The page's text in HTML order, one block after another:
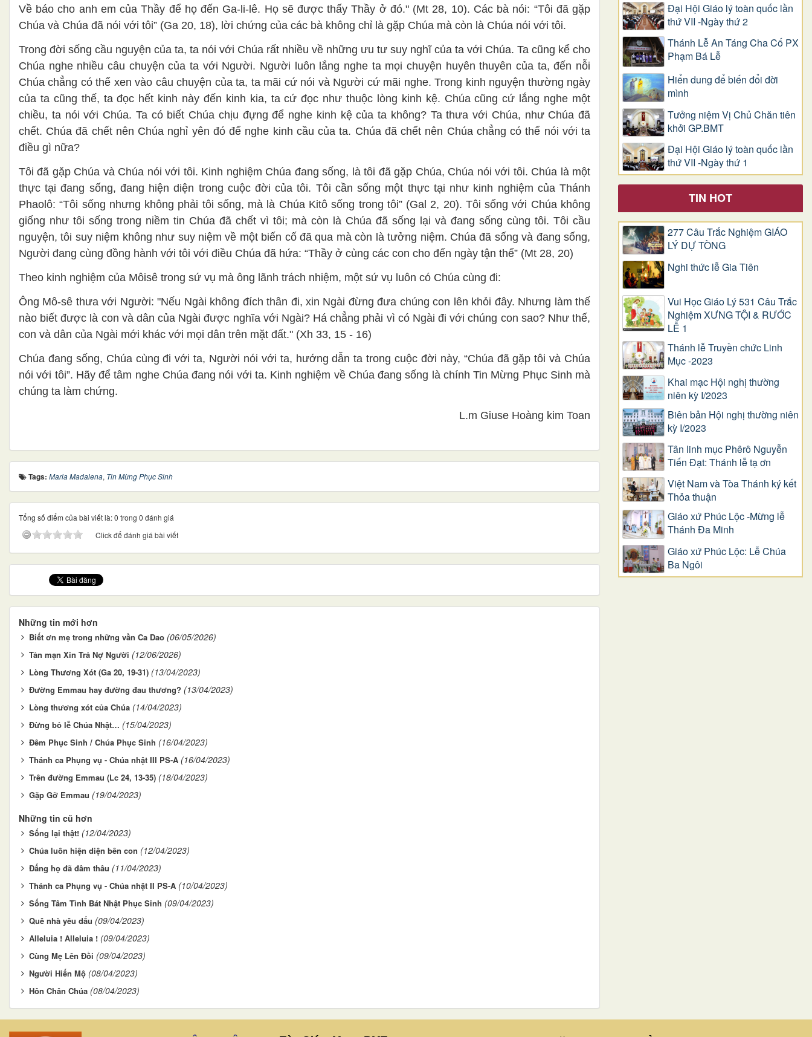
Về báo cho anh em của Thầy để họ đến Ga-li-lê. Họ sẽ được thấy Thầy ở đó." (Mt 28, 10). Các bà nói: “Tôi đã gặp
Chúa và Chúa đã nói với tôi” (Ga 20, 18), lời chứng của các bà không chỉ là gặp Chúa mà còn là Chúa nói với tôi.
Trong đời sống cầu nguyện của ta, ta nói với Chúa rất nhiều về những ưu tư suy nghĩ của ta với Chúa. Ta cũng kể cho
Chúa nghe nhiều câu chuyện của ta với Người. Người luôn lắng nghe ta mọi chuyện huyên thuyên của ta, đến nỗi
Chúa chẳng có thể xen vào câu chuyện của ta, ta mãi cứ nói và Người cứ mãi nghe. Trong kinh nguyện thường ngày
của ta cũng thế, ta đọc hết kinh này đến kinh kia, ta cứ đọc như thuộc lòng kinh kệ. Chúa cũng cứ lắng nghe một
chiều, ta nói với Chúa. Ta có biết Chúa chịu đựng để nghe kinh kệ của ta không? Ta thưa với Chúa, như Chúa đã
chết. Chúa đã chết nên Chúa nghỉ yên đó để nghe kinh cầu của ta. Chúa đã chết nên Chúa chẳng có thể nói với ta
điều gì nữa?
Tôi đã gặp Chúa và Chúa nói với tôi. Kinh nghiệm Chúa đang sống, là tôi đã gặp Chúa, Chúa nói với tôi. Chúa là một
thực tại đang sống, đang hiện diện trong cuộc đời của tôi. Tôi cần sống một thực tại như kinh nghiệm của Thánh
Phaolô: “Tôi sống nhưng không phải tôi sống, mà là Chúa Kitô sống trong tôi” (Gal 2, 20). Tôi sống với Chúa không
giống như tôi sống trong niềm tin Chúa đã chết vì tôi; mà còn là Chúa đã sống lại và đang sống cùng tôi. Tôi cầu
nguyện, tôi suy niệm không như suy niệm về một biến cố đã qua mà còn là tưởng niệm. Chúa đã sống và đang sống,
Người đang cùng đồng hành với tôi với điều Chúa đã hứa: “Thầy ở cùng các con cho đến ngày tận thế” (Mt 28, 20)
Theo kinh nghiệm của Môisê trong sứ vụ mà ông lãnh trách nhiệm, một sứ vụ luôn có Chúa cùng đi:
Ông Mô-sê thưa với Người: "Nếu Ngài không đích thân đi, xin Ngài đừng đưa chúng con lên khỏi đây. Nhưng làm thế
nào biết được là con và dân của Ngài được nghĩa với Ngài? Há chẳng phải vì có Ngài đi với chúng con sao? Như thế,
con và dân của Ngài mới khác với mọi dân trên mặt đất." (Xh 33, 15 - 16)
Chúa đang sống, Chúa cùng đi với ta, Người nói với ta, hướng dẫn ta trong cuộc đời này, “Chúa đã gặp tôi và Chúa
nói với tôi”. Hãy để tâm nghe Chúa đang nói với ta. Kinh nghiệm về Chúa đang sống là chính Tin Mừng Phục Sinh mà
chúng ta làm chứng.
L.m Giuse Hoàng kim Toan
Tags: Maria Madalena, Tin Mừng Phục Sinh
Tổng số điểm của bài viết là: 0 trong 0 đánh giá
Click để đánh giá bài viết
Những tin mới hơn
Biết ơn mẹ trong những vần Ca Dao (06/05/2026)
Tản mạn Xin Trả Nợ Người (12/06/2026)
Lòng Thương Xót (Ga 20, 19-31) (13/04/2023)
Đường Emmau hay đường đau thương? (13/04/2023)
Lòng thương xót của Chúa (14/04/2023)
Đừng bỏ lễ Chúa Nhật… (15/04/2023)
Đêm Phục Sinh / Chúa Phục Sinh (16/04/2023)
Thánh ca Phụng vụ - Chúa nhật III PS-A (16/04/2023)
Trên đường Emmau (Lc 24, 13-35) (18/04/2023)
Gặp Gỡ Emmau (19/04/2023)
Những tin cũ hơn
Sống lại thật! (12/04/2023)
Chúa luôn hiện diện bên con (12/04/2023)
Đấng họ đã đâm thâu (11/04/2023)
Thánh ca Phụng vụ - Chúa nhật II PS-A (10/04/2023)
Sống Tâm Tình Bát Nhật Phục Sinh (09/04/2023)
Quê nhà yêu dấu (09/04/2023)
Alleluia ! Alleluia ! (09/04/2023)
Cùng Mẹ Lên Đồi (09/04/2023)
Người Hiến Mộ (08/04/2023)
Hôn Chân Chúa (08/04/2023)
Đại Hội Giáo lý toàn quốc lần
thứ VII -Ngày thứ 2
Thánh Lễ An Táng Cha Cố PX
Phạm Bá Lễ
Hiển dung để biến đổi đời
mình
Tưởng niệm Vị Chủ Chăn tiên
khởi GP.BMT
Đại Hội Giáo lý toàn quốc lần
thứ VII -Ngày thứ 1
TIN HOT
277 Câu Trắc Nghiệm GIÁO
LÝ DỰ TÒNG
Nghi thức lễ Gia Tiên
Vui Học Giáo Lý 531 Câu Trắc
Nghiệm XƯNG TỘI & RƯỚC
LỄ 1
Thánh lễ Truyền chức Linh
Mục -2023
Khai mạc Hội nghị thường
niên kỳ I/2023
Biên bản Hội nghị thường niên
kỳ I/2023
Tân linh mục Phêrô Nguyễn
Tiến Đạt: Thánh lễ tạ ơn
Việt Nam và Tòa Thánh ký kết
Thỏa thuận
Giáo xứ Phúc Lộc -Mừng lễ
Thánh Đa Minh
Giáo xứ Phúc Lộc: Lễ Chúa
Ba Ngôi